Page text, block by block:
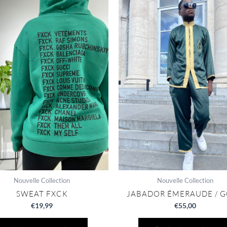
Nouvelle Collection
SWEAT FXCK
€19,99
Nouvelle Collection
JABADOR ÉMERAUDE /
€55,00